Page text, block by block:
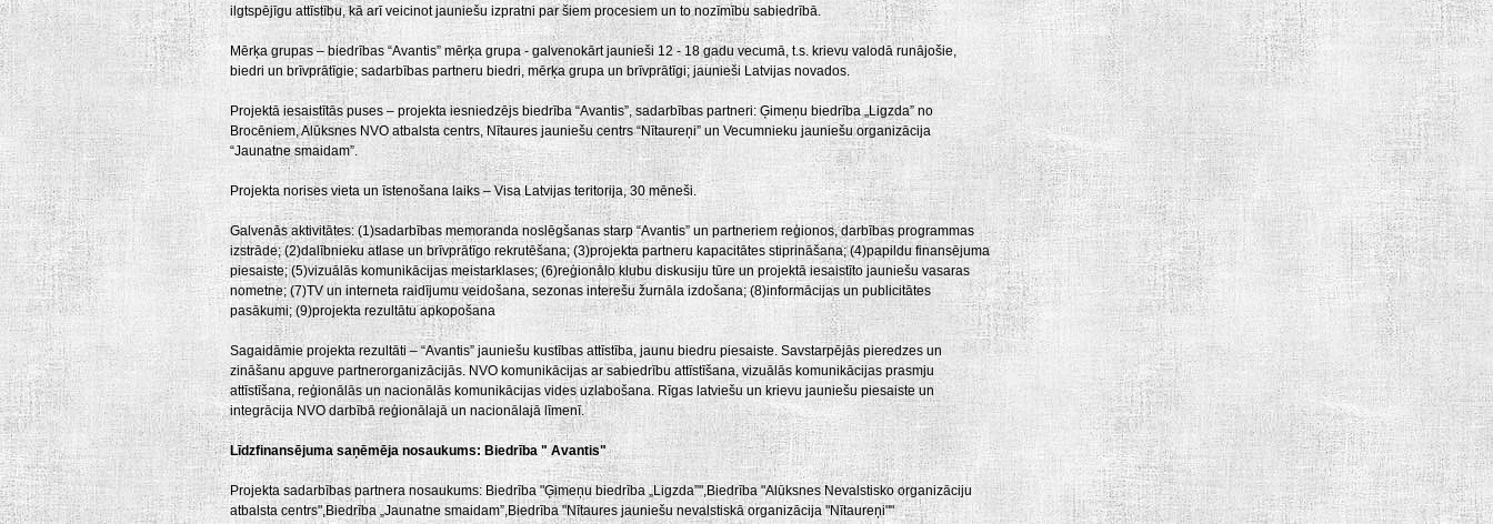
ilgtspējīgu attīstību, kā arī veicinot jauniešu izpratni par šiem procesiem un to nozīmību sabiedrībā.
Mērķa grupas – biedrības “Avantis” mērķa grupa - galvenokārt jaunieši 12 - 18 gadu vecumā, t.s. krievu valodā runājošie,
biedri un brīvprātīgie; sadarbības partneru biedri, mērķa grupa un brīvprātīgi; jaunieši Latvijas novados.
Projektā iesaistītās puses – projekta iesniedzējs biedrība “Avantis”, sadarbības partneri: Ģimeņu biedrība „Ligzda” no
Brocēniem, Alūksnes NVO atbalsta centrs, Nītaures jauniešu centrs “Nītaureņi” un Vecumnieku jauniešu organizācija
“Jaunatne smaidam”.
Projekta norises vieta un īstenošana laiks – Visa Latvijas teritorija, 30 mēneši.
Galvenās aktivitātes: (1)sadarbības memoranda noslēgšanas starp “Avantis” un partneriem reģionos, darbības programmas
izstrāde; (2)dalībnieku atlase un brīvprātīgo rekrutēšana; (3)projekta partneru kapacitātes stiprināšana; (4)papildu finansējuma
piesaiste; (5)vizuālās komunikācijas meistarklases; (6)reģionālo klubu diskusiju tūre un projektā iesaistīto jauniešu vasaras
nometne; (7)TV un interneta raidījumu veidošana, sezonas interešu žurnāla izdošana; (8)informācijas un publicitātes
pasākumi; (9)projekta rezultātu apkopošana
Sagaidāmie projekta rezultāti – “Avantis” jauniešu kustības attīstība, jaunu biedru piesaiste. Savstarpējās pieredzes un
zināšanu apguve partnerorganizācijās. NVO komunikācijas ar sabiedrību attīstīšana, vizuālās komunikācijas prasmju
attīstīšana, reģionālās un nacionālās komunikācijas vides uzlabošana. Rīgas latviešu un krievu jauniešu piesaiste un
integrācija NVO darbībā reģionālajā un nacionālajā līmenī.
Līdzfinansējuma saņēmēja nosaukums: Biedrība " Avantis"
Projekta sadarbības partnera nosaukums: Biedrība "Ģimeņu biedrība „Ligzda”",Biedrība "Alūksnes Nevalstisko organizāciju
atbalsta centrs",Biedrība „Jaunatne smaidam”,Biedrība "Nītaures jauniešu nevalstiskā organizācija "Nītaureņi""